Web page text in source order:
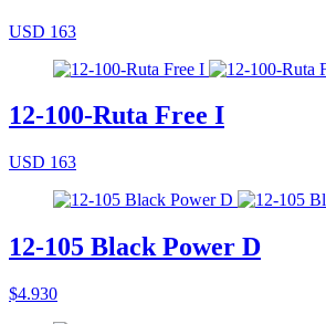
USD 163
12-100-Ruta Free I
USD 163
12-105 Black Power D
$4.930